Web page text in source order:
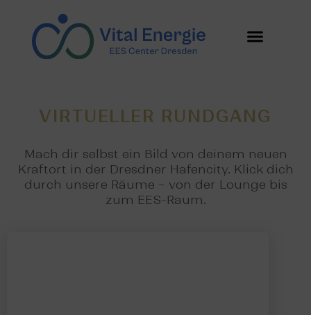
Vital Energie | EES
Dresden
VIRTUELLER RUNDGANG
Mach dir selbst ein Bild von deinem neuen
Kraftort in der Dresdner Hafencity. Klick dich
durch unsere Räume – von der Lounge bis
zum EES-Raum.